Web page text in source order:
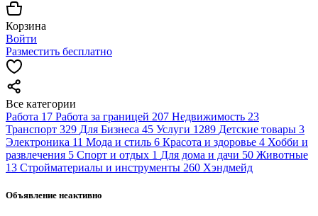
Корзина
Войти
Разместить бесплатно
Все категории
Работа 17 Работа за границей 207 Недвижимость 23
Транспорт 329 Для Бизнеса 45 Услуги 1289 Детские товары 3
Электроника 11 Мода и стиль 6 Красота и здоровье 4 Хобби и
развлечения 5 Спорт и отдых 1 Для дома и дачи 50 Животные
13 Стройматериалы и инструменты 260 Хэндмейд
Объявление неактивно